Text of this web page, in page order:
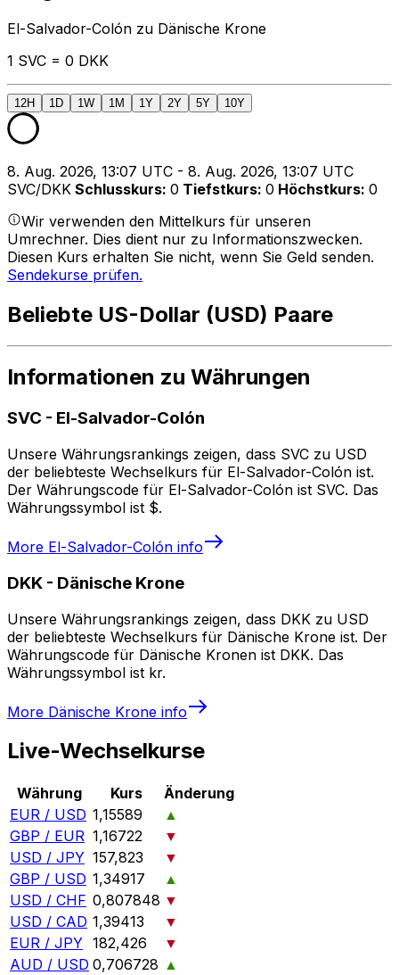
El-Salvador-Colón zu Dänische Krone
1 SVC = 0 DKK
12H 1D 1W 1M 1Y 2Y 5Y 10Y
8. Aug. 2026, 13:07 UTC - 8. Aug. 2026, 13:07 UTC
SVC/DKK Schlusskurs: 0 Tiefstkurs: 0 Höchstkurs: 0
Wir verwenden den Mittelkurs für unseren
Umrechner. Dies dient nur zu Informationszwecken.
Diesen Kurs erhalten Sie nicht, wenn Sie Geld senden.
Sendekurse prüfen.
Beliebte US-Dollar (USD) Paare
Informationen zu Währungen
SVC - El-Salvador-Colón
Unsere Währungsrankings zeigen, dass SVC zu USD
der beliebteste Wechselkurs für El-Salvador-Colón ist.
Der Währungscode für El-Salvador-Colón ist SVC. Das
Währungssymbol ist $.
More El-Salvador-Colón info
DKK - Dänische Krone
Unsere Währungsrankings zeigen, dass DKK zu USD
der beliebteste Wechselkurs für Dänische Krone ist. Der
Währungscode für Dänische Kronen ist DKK. Das
Währungssymbol ist kr.
More Dänische Krone info
Live-Wechselkurse
Währung Kurs
Änderung
EUR / USD 1,15589
▲
GBP / EUR 1,16722
▼
USD / JPY 157,823
▼
GBP / USD 1,34917
▲
USD / CHF 0,807848 ▼
USD / CAD 1,39413
▼
EUR / JPY 182,426
▼
AUD / USD 0,706728 ▲